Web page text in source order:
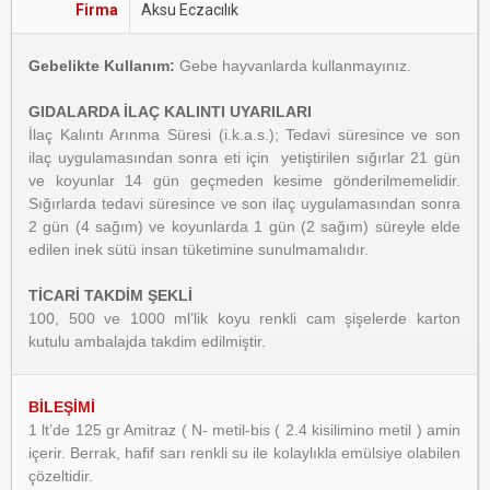
Firma Aksu Eczacılık
Gebelikte Kullanım: Gebe hayvanlarda kullanmayınız.
GIDALARDA İLAÇ KALINTI UYARILARI
İlaç Kalıntı Arınma Süresi (i.k.a.s.); Tedavi süresince ve son
ilaç uygulamasından sonra eti için yetiştirilen sığırlar 21 gün
ve koyunlar 14 gün geçmeden kesime gönderilmemelidir.
Sığırlarda tedavi süresince ve son ilaç uygulamasından sonra
2 gün (4 sağım) ve koyunlarda 1 gün (2 sağım) süreyle elde
edilen inek sütü insan tüketimine sunulmamalıdır.
TİCARİ TAKDİM ŞEKLİ
100, 500 ve 1000 ml’lik koyu renkli cam şişelerde karton
kutulu ambalajda takdim edilmiştir.
BİLEŞİMİ
1 lt’de 125 gr Amitraz ( N- metil-bis ( 2.4 kisilimino metil ) amin
içerir. Berrak, hafif sarı renkli su ile kolaylıkla emülsiye olabilen
çözeltidir.